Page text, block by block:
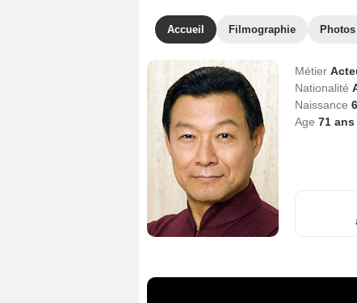
Accueil Filmographie Photos
Métier
Nationalité
Naissance
Age 71ans